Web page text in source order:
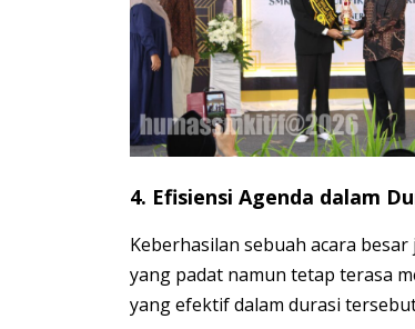
4. Efisiensi Agenda dalam
Keberhasilan sebuah acara
yang padat namun tetap terasa
yang efektif dalam durasi